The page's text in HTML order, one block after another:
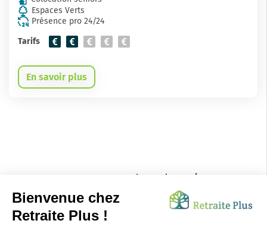
Espaces Verts
Présence pro 24/24
Tarifs
En savoir plus
Vous ne trouvez pas de Colocations
Seniors répondant à vos critères en
Haute Loire ? Les établissements suivants
peuvent vous interesser